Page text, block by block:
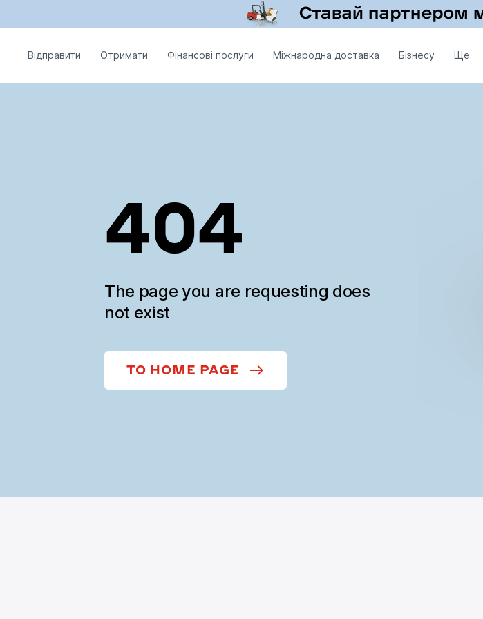
Відправити Отримати Фінансові послуги Міжнародна доставка Бізнесу Ще
404
The page you are requesting does
not exist
TO HOME PAGE